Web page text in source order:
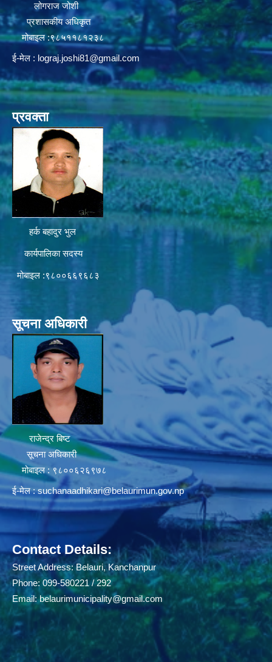
लोगराज जोशी
प्रशासकीय अधिकृत
मोबाइल :९८५११८१२३८
ई-मेल : lograj.joshi81@gmail.com
प्रवक्ता
हर्क बहादुर भुल
कार्यपालिका सदस्य
मोबाइल :९८००६६९६८३
सूचना अधिकारी
राजेन्द्र बिष्ट
सूचना अधिकारी
मोबाइल : ९८००६२६९७८
ई-मेल :suchanaadhikari@belaurimun.gov.np
Contact Details:
Street Address: Belauri, Kanchanpur
Phone: 099-580221 / 292
Email:belaurimunicipality@gmail.com